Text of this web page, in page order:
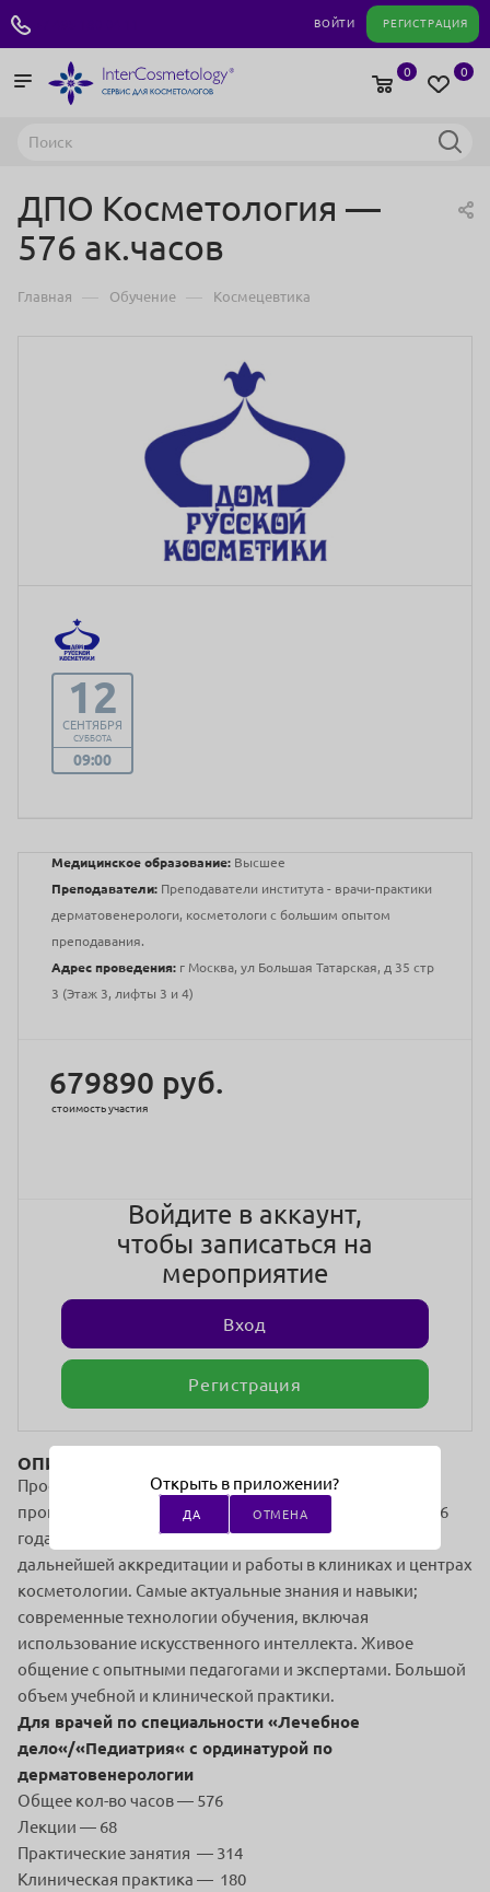
ВОЙТИ РЕГИСТРАЦИЯ
0
0
ДПО Косметология —
576 ак.часов
Главная — Обучение — Космецевтика
12
СЕНТЯБРЯ
СУББОТА
09:00
Медицинское образование: Высшее
Преподаватели: Преподаватели института - врачи-практики
дерматовенерологи, косметологи с большим опытом
преподавания.
Адрес проведения: г Москва, ул Большая Татарская, д 35 стр
3 (Этаж 3, лифты 3 и 4)
679890 руб.
стоимость участия
Войдите в аккаунт,
чтобы записаться на
мероприятие
Вход
Регистрация
ОПИСАНИЕ:
Профессиональная переподготовка по типовой
программе Минздрава РФ, действующей с 1 марта 2026
года. Полученные знания и навыки необходимы для
дальнейшей аккредитации и работы в клиниках и центрах
косметологии. Самые актуальные знания и навыки;
современные технологии обучения, включая
использование искусственного интеллекта. Живое
общение с опытными педагогами и экспертами. Большой
объем учебной и клинической практики.
Для врачей по специальности «Лечебное
дело«/«Педиатрия« с ординатурой по
дерматовенерологии
Общее кол-во часов — 576
Лекции — 68
Практические занятия — 314
Клиническая практика — 180
Открыть в приложении?
ДА ОТМЕНА